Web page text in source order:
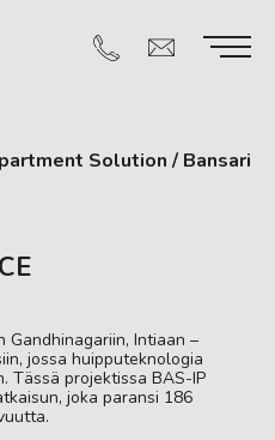
Solution / Bansari
Intiaan –
jossa huipputeknologia
Tässä projektissa BAS-IP
joka paransi 186